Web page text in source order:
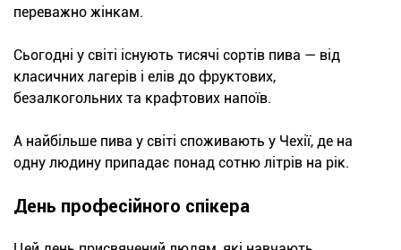
переважно жінкам.
Сьогодні у світі існують тисячі сортів пива — від
класичних лагерів і елів до фруктових,
безалкогольних та крафтових напоїв.
А найбільше пива у світі споживають у Чехії, де на
одну людину припадає понад сотню літрів на рік.
День професійного спікера